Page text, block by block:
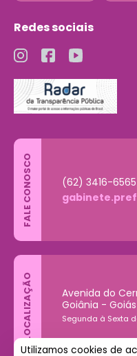
Redes sociais
FALE CONOSCO
(62) 3416-6565
LOCALIZAÇÃO
Avenida do
Goiânia -
Segunda à Sexta
Utilizamos cookies de